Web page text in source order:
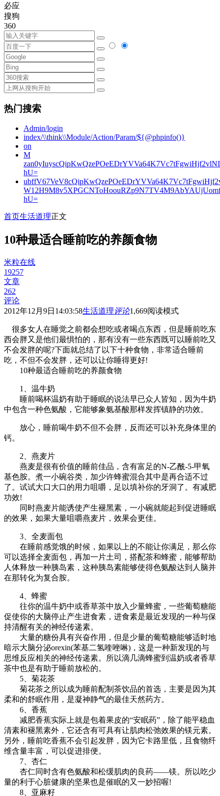
必应
搜狗
360
热门搜索
Admin/login
index/\\think\\Module/Action/Param/${@phpinfo()}
on
M
hU=
hU=
首页生活道理正文
10种最适合睡前吃的养颜食物
米粒在线
19257
文章
262
评论
2012年12月9日14:03:58生活道理评论1,669阅读模式
很多女人在睡觉之前都会想吃或者喝点东西，但是睡前吃东
西会胖又是他们最惧怕的，那有没有一些东西既可以睡前吃又
不会发胖的呢?下面就总结了以下十种食物，非常适合睡前
吃，不但不会发胖，还可以让你睡得更好!
10种最适合睡前吃的养颜食物
1、温牛奶
睡前喝杯温奶有助于睡眠的说法早已众人皆知，因为牛奶
中包含一种色氨酸，它能够象氨基酸那样发挥镇静的功效。
放心，睡前喝牛奶不但不会胖，反而还可以补充身体里的
钙。
2、燕麦片
燕麦是很有价值的睡前佳品，含有富足的N-乙酰-5-甲氧
基色胺。煮一小碗谷类，加少许蜂蜜混合其中是再合适不过
了。试试大口大口的用力咀嚼，足以填补你的牙洞了。有减肥
功效!
同时燕麦片能诱使产生褪黑素，一小碗就能起到促进睡眠
的效果，如果大量咀嚼燕麦片，效果会更佳。
3、全麦面包
在睡前感觉饿的时候，如果以上的不能让你满足，那么你
可以选择全麦面包，再加一片土司，搭配茶和蜂蜜，能够帮助
人体释放一种胰岛素，这种胰岛素能够使得色氨酸达到人脑并
在那转化为复合胺。
4、蜂蜜
往你的温牛奶中或香草茶中放入少量蜂蜜，一些葡萄糖能
促使你的大脑停止产生进食素，进食素是最近发现的一种与保
持清醒有关的神经传递素。
大量的糖份具有兴奋作用，但是少量的葡萄糖能够适时地
暗示大脑分泌orexin(苯基二氢喹唑啉)，这是一种新发现的与
思维反应相关的神经传递素。所以滴几滴蜂蜜到温奶或者香草
茶中也是有助于睡前放松的。
5、菊花茶
菊花茶之所以成为睡前配制茶饮品的首选，主要是因为其
柔和的舒眠作用，是凝神静气的最佳天然药方。
6、香蕉
减肥香蕉实际上就是包着果皮的“安眠药”，除了能平稳血
清素和褪黑素外，它还含有可具有让肌肉松弛效果的镁元素。
另外，睡前吃香蕉不会引起发胖，因为它卡路里低，且食物纤
维含量丰富，可以促进排便。
7、杏仁
杏仁同时含有色氨酸和松缓肌肉的良药——镁。所以吃少
量的利于心脏健康的坚果也是催眠的又一妙招喔!
8、亚麻籽